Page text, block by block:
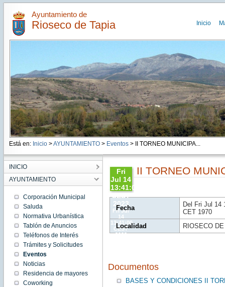
Ayuntamiento de
Rioseco de Tapia Inicio
Está en: Inicio >AYUNTAMIENTO> Eventos> II TORNEO MUNICIPA...
INICIO
AYUNTAMIENTO
Corporación Municipal
Saluda
Normativa Urbanística
Tablón de Anuncios
Teléfonos de Interés
Trámites y Solicitudes
Eventos
Noticias
Residencia de mayores
Coworking
Fri
Jul 14
13:41:00
CEST
2023
Fri Jul
14
13:41:00
CEST
2023
II TORNEO
Fecha
Del Fri Jul 14
CET 1970
Localidad
RIOSECO
Documentos
BASES Y CONDICIONES II